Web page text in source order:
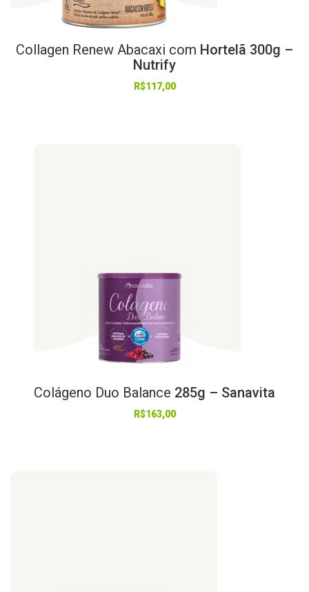
Collagen Renew Abacaxi com Hortelã 300g –
Nutrify
R$117,00
Colágeno Duo Balance 285g – Sanavita
R$163,00